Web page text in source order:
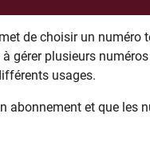
de choisir un
gérer plusieurs
usages.
abonnement et que les